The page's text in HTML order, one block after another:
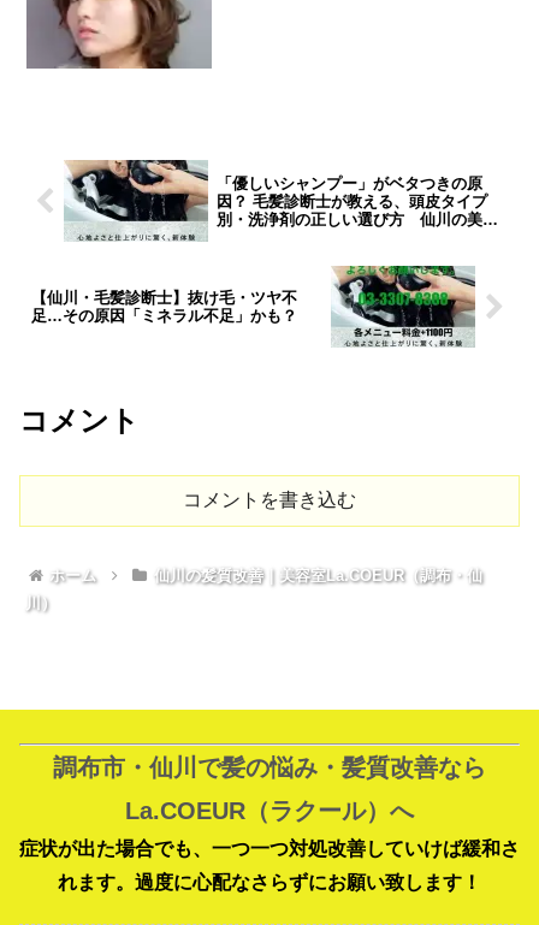
「優しいシャンプー」がベタつきの原
因？ 毛髪診断士が教える、頭皮タイプ
別・洗浄剤の正しい選び方 仙川の美容
【仙川・毛髪診断士】抜け毛・ツヤ不
足…その原因「ミネラル不足」かも？
コメント
コメントを書き込む
ホーム
仙川の髪質改善｜美容室La.COEUR（調布・仙
川）
調布市・仙川で髪の悩み・髪質改善なら
La.COEUR（ラクール）へ
症状が出た場合でも、一つ一つ対処改善していけば緩和さ
れます。過度に心配なさらずにお願い致します！